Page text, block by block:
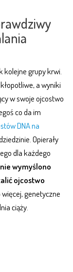
kolejne grupy krwi.
a wyniki
w swoje ojcostwo
co da im
DNA na
Opierały
dla każdego
wymyślono
ojcostwo
więcej, genetyczne
ciąży.